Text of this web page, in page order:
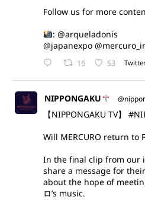
Follow us for more
: @arqueladonis
@japanexpo
16 53
NIPPONGAKU
【NIPPONGAKU TV】
Will MERCURO return to
In the final clip from our
share a message for
about the hope of
ロ’s music.